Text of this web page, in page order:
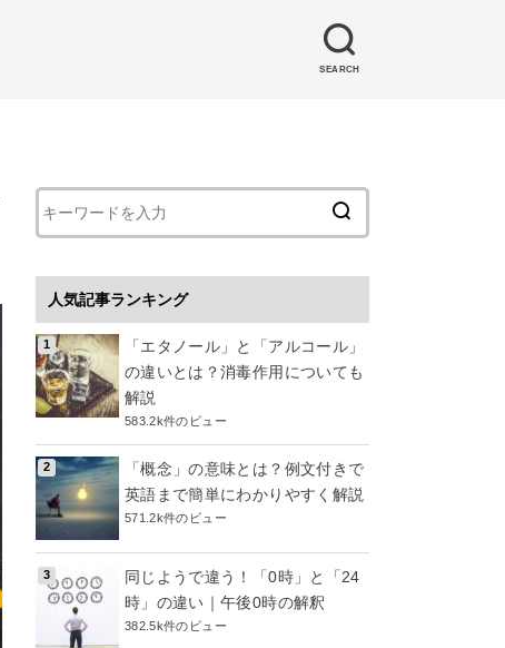
SEARCH
人気記事ランキング
「エタノール」と「アルコール」
の違いとは？消毒作用についても
解説
583.2k件のビュー
「概念」の意味とは？例文付きで
英語まで簡単にわかりやすく解説
571.2k件のビュー
同じようで違う！「0時」と「24
時」の違い｜午後0時の解釈
382.5k件のビュー